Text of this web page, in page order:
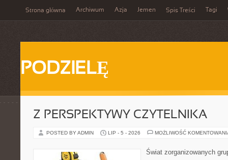
Strona główna Archiwum Azja Jemen Spis Treści Tagi
PODZIELĘ
Z PERSPEKTYWY CZYTELNIKA
POSTED BY ADMIN LIP - 5 - 2026 MOŻLIWOŚĆ
Świat zorganizowanych